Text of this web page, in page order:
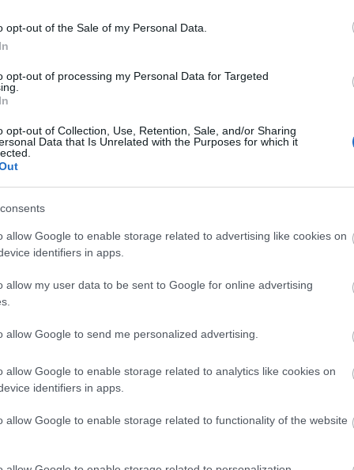
opt-out of the Sale of my Personal Data.
opt-out of processing my Personal Data for Targeted
opt-out of Collection, Use, Retention, Sale, and/or Sharing
Data that Is Unrelated with the Purposes for which it
allow Google to enable storage related to advertising like cookies on
identifiers in apps.
allow my user data to be sent to Google for online advertising
allow Google to send me personalized advertising.
allow Google to enable storage related to analytics like cookies on
identifiers in apps.
allow Google to enable storage related to functionality of the website
Intézet 1961-es határozata alapján 1962
1957. március 27-én volt a Párizsban működő
világnap célja, hogy felhívja a figyelmet a
a kultúra - fontosságára, tisztelegjen a
a közönség szeretetét és támogatását. A
az idei 50. világnapon az amerikai John